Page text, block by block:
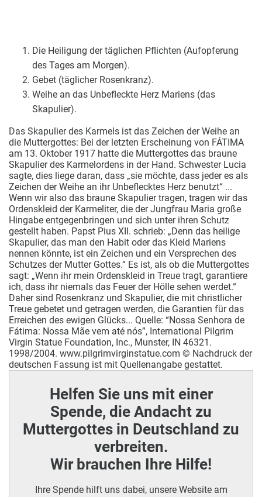
Die Heiligung der täglichen Pflichten (Aufopferung
des Tages am Morgen).
Gebet (täglicher Rosenkranz).
Weihe an das Unbefleckte Herz Mariens (das
Skapulier).
Das Skapulier des Karmels ist das Zeichen der Weihe an
die Muttergottes: Bei der letzten Erscheinung von FÁTIMA
am 13. Oktober 1917 hatte die Muttergottes das braune
Skapulier des Karmelordens in der Hand. Schwester Lucia
sagte, dies liege daran, dass „sie möchte, dass jeder es als
Zeichen der Weihe an ihr Unbeflecktes Herz benutzt“ ...
Wenn wir also das braune Skapulier tragen, tragen wir das
Ordenskleid der Karmeliter, die der Jungfrau Maria große
Hingabe entgegenbringen und sich unter ihren Schutz
gestellt haben. Papst Pius XII. schrieb: „Denn das heilige
Skapulier, das man den Habit oder das Kleid Mariens
nennen könnte, ist ein Zeichen und ein Versprechen des
Schutzes der Mutter Gottes.“ Es ist, als ob die Muttergottes
sagt: „Wenn ihr mein Ordenskleid in Treue tragt, garantiere
ich, dass ihr niemals das Feuer der Hölle sehen werdet.“
Daher sind Rosenkranz und Skapulier, die mit christlicher
Treue gebetet und getragen werden, die Garantien für das
Erreichen des ewigen Glücks... Quelle: “Nossa Senhora de
Fátima: Nossa Mãe vem até nós”, International Pilgrim
Virgin Statue Foundation, Inc., Munster, IN 46321.
1998/2004. www.pilgrimvirginstatue.com © Nachdruck der
deutschen Fassung ist mit Quellenangabe gestattet.
Helfen Sie uns mit einer
Spende, die Andacht zu
Muttergottes in Deutschland zu
verbreiten.
Wir brauchen Ihre Hilfe!
Ihre Spende hilft uns dabei, unsere Website am